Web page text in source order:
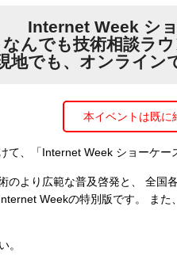
Internet Week シ
なんでも技術相談ラ
地でも、オンライン
本イベントは既に
、「Internet Week ショーケー
のより広範な普及啓発と、 全国
Weekの特別版です。 ま
。